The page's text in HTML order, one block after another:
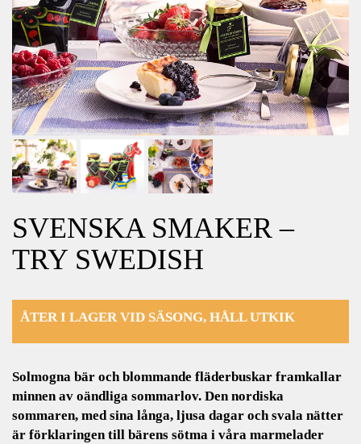
SVENSKA SMAKER –
TRY SWEDISH
ÅTER I LAGER VID SÄSONG, HÅLL UTKIK
Solmogna bär och blommande fläderbuskar framkallar
minnen av oändliga sommarlov. Den nordiska
sommaren, med sina långa, ljusa dagar och svala nätter
är förklaringen till bärens sötma i våra marmelader